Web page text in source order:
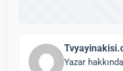
Yazar